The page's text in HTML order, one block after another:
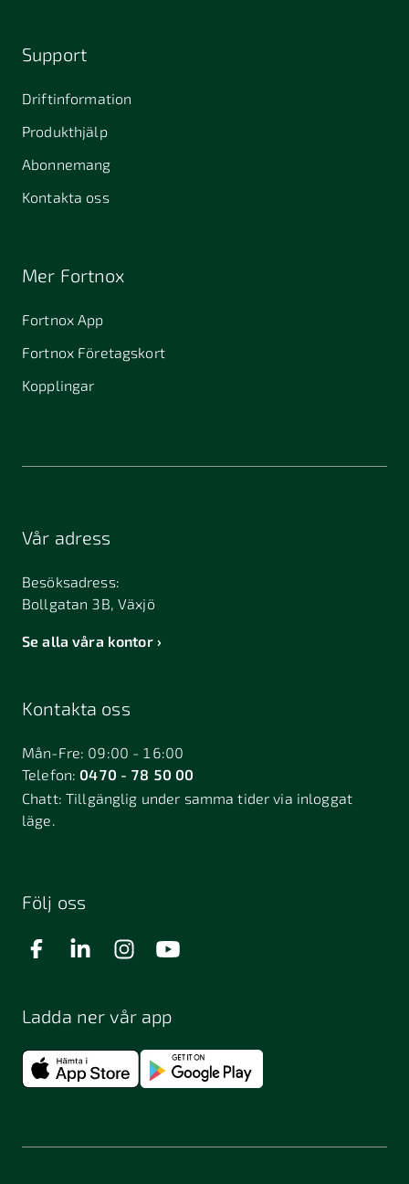
Support
Driftinformation
Produkthjälp
Abonnemang
Kontakta oss
Mer Fortnox
Fortnox App
Fortnox Företagskort
Kopplingar
Vår adress
Besöksadress:
Bollgatan 3B, Växjö
Se alla våra kontor
Kontakta oss
Mån-Fre: 09:00 - 16:00
Telefon:0470 - 78 50 00
Chatt:Tillgänglig under samma tider via inloggat
läge.
Följ oss
Ladda ner vår app